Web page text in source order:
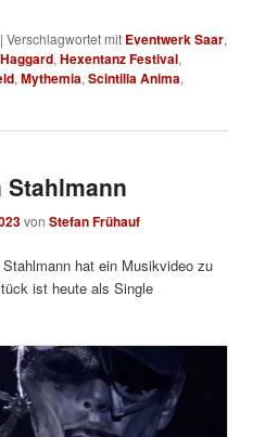
|Verschlagwortet mit Eventwerk Saar,
Haggard,Hexentanz Festival,
,Mythemia,Scintilla Anima,
Stahlmann
vonStefan Frühauf
hat ein Musikvideo zu
ist heute als Single